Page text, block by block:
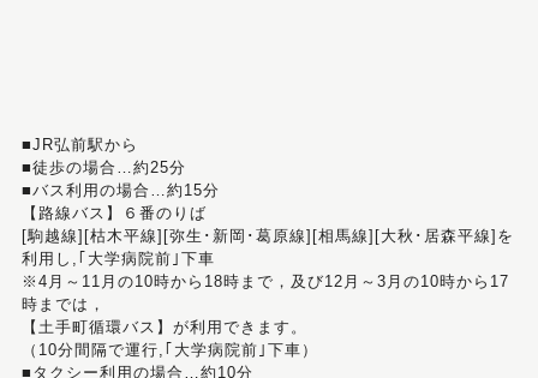
■JR弘前駅から
■徒歩の場合…約25分
■バス利用の場合…約15分
【路線バス】６番のりば
[駒越線][枯木平線][弥生･新岡･葛原線][相馬線][大秋･居森平線]を
利用し,｢大学病院前｣下車
※4月～11月の10時から18時まで，及び12月～3月の10時から17
時までは，
【土手町循環バス】が利用できます。
（10分間隔で運行,｢大学病院前｣下車）
■タクシー利用の場合…約10分